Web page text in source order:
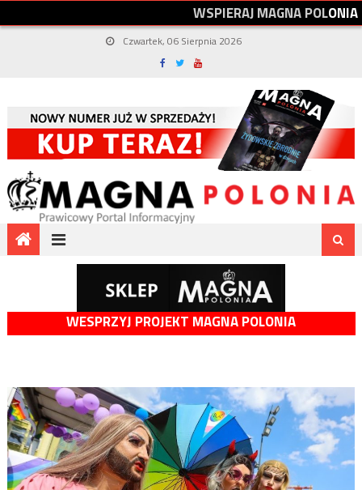
WSPIERAJMAGNAPOLONIA
Czwartek, 06 Sierpnia 2026
WESPRZYJ PROJEKT MAGNA POLONIA